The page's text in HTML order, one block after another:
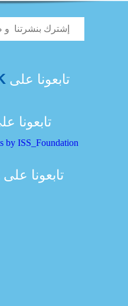
تابعونا على
تابعونا
by ISS_Foundation
تابعونا على